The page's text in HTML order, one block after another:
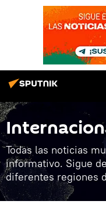
Todas las noticias
informativo. Sigue
diferentes regiones